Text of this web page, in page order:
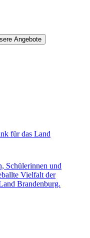
Angebote
für das Land
Schülerinnen und
Vielfalt der
Brandenburg.